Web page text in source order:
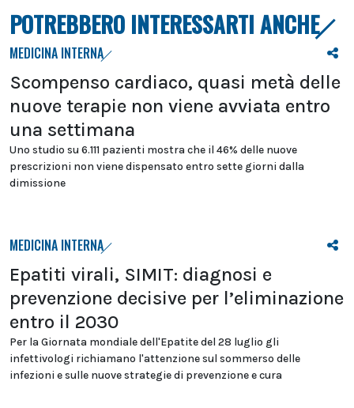
POTREBBERO INTERESSARTI ANCHE
MEDICINA INTERNA
Scompenso cardiaco, quasi metà delle
nuove terapie non viene avviata entro
una settimana
Uno studio su 6.111 pazienti mostra che il 46% delle nuove
prescrizioni non viene dispensato entro sette giorni dalla
dimissione
MEDICINA INTERNA
Epatiti virali, SIMIT: diagnosi e
prevenzione decisive per l’eliminazione
entro il 2030
Per la Giornata mondiale dell'Epatite del 28 luglio gli
infettivologi richiamano l'attenzione sul sommerso delle
infezioni e sulle nuove strategie di prevenzione e cura